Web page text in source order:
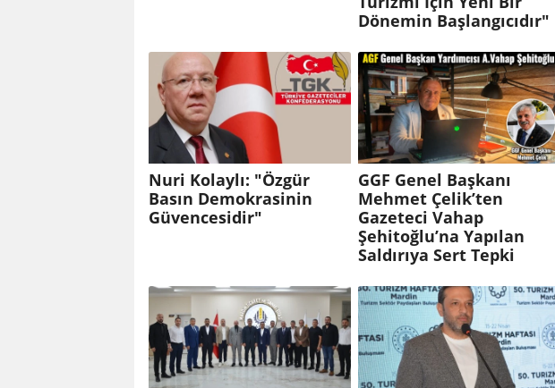
Dönemin Başlangıcıdır"
Nuri Kolaylı: "Özgür
Basın Demokrasinin
Güvencesidir"
GGF Genel Başkanı
Mehmet Çelik’ten
Gazeteci Vahap
Şehitoğlu’na Yapılan
Saldırıya Sert Tepki